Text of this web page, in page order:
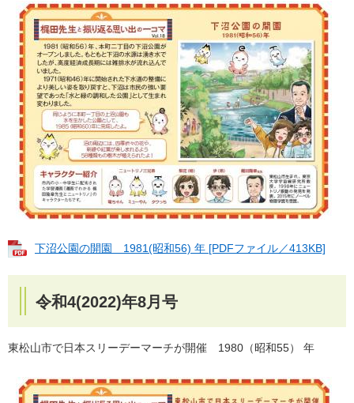
下沼公園の開園 1981(昭和56) 年 [PDFファイル／413KB]
令和4(2022)年8月号
東松山市で日本スリーデーマーチが開催 1980（昭和55） 年